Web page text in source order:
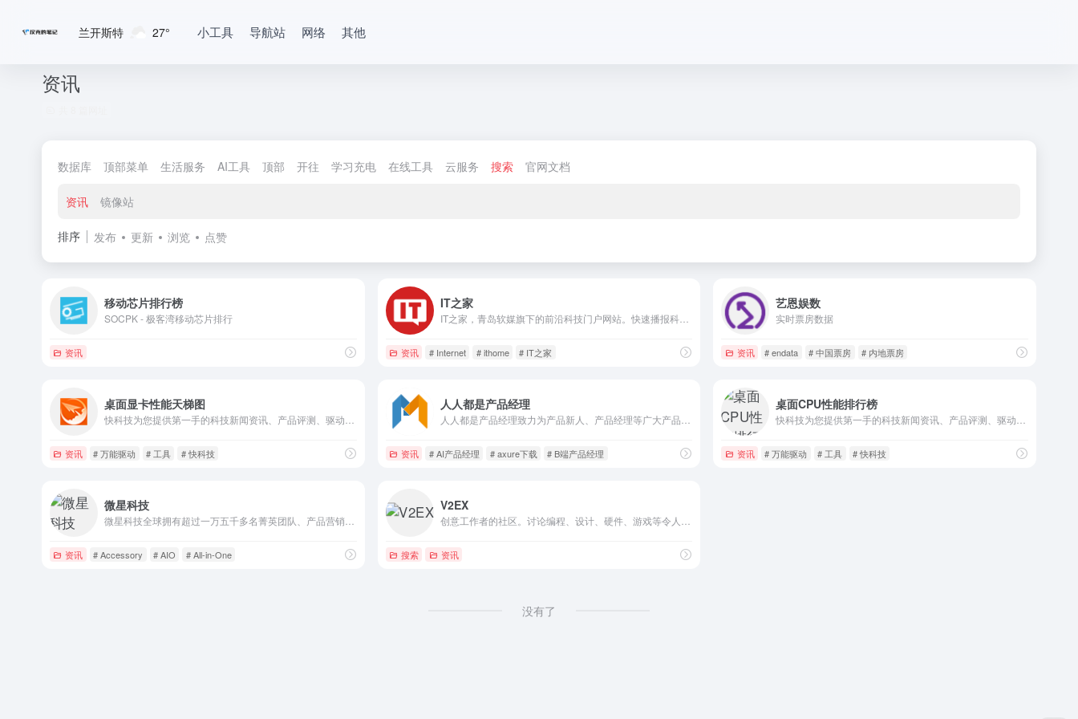
兰开斯特 27° 小工具 导航站 网络 其他
资讯
数据库 顶部菜单 生活服务 AI工具 顶部 开往 学习充电 在线工具 云服务 搜索 官网文档
资讯 镜像站
排序 发布 更新 浏览 点赞
移动芯片排行榜
SOCPK - 极客湾移动芯片排行
资讯
IT之家
IT之家，青岛软媒旗下的前沿科技门户网站。快速播报科技行业新闻头条快讯和手机数码产品评测，关注智能车电动车、AR/VR虚拟现实、苹果iOS/iPadOS、鸿蒙OS、谷歌Android、微软Win11/Win10/Win7，紧盯iPhone/iPad、安卓智能设备手机等数码潮流。
资讯 # Internet # ithome # IT之家
艺恩娱数
实时票房数据
资讯 # endata # 中国票房 # 内地票房
桌面显卡性能天梯图
资讯 # 万能驱动 # 工具 # 快科技
人人都是产品经理
资讯 # AI产品经理 # axure下载 # B端产品经理
桌面CPU性能排行榜
资讯 # 万能驱动 # 工具 # 快科技
微星科技
资讯 # Accessory # AIO # All-in-One
V2EX
搜索 资讯
没有了